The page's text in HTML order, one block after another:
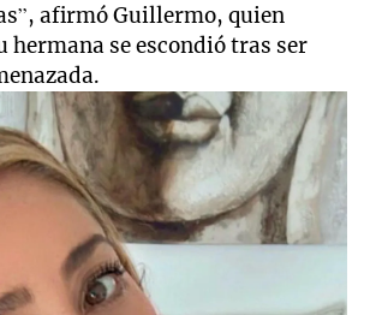
afirmó Guillermo, quien
hermana se escondió tras ser